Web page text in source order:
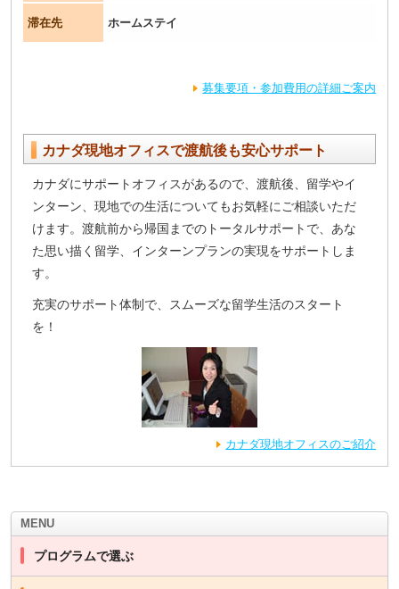
滞在先 ホームステイ
募集要項・参加費用の詳細ご案内
カナダ現地オフィスで渡航後も安心サポート
カナダにサポートオフィスがあるので、渡航後、留学やイ
ンターン、現地での生活についてもお気軽にご相談いただ
けます。渡航前から帰国までのトータルサポートで、あな
た思い描く留学、インターンプランの実現をサポートしま
す。
充実のサポート体制で、スムーズな留学生活のスタート
を！
カナダ現地オフィスのご紹介
MENU
プログラムで選ぶ